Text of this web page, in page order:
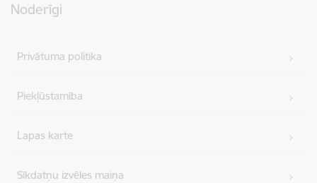
Noderīgi
Privātuma politika
Piekļūstamība
Lapas karte
Sīkdatņu izvēles maiņa